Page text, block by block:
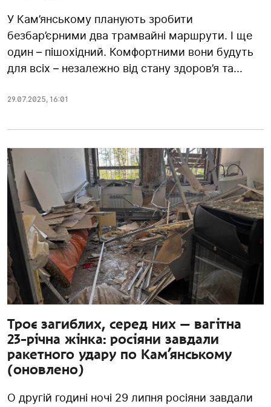
У Кам’янському планують зробити
безбар’єрними два трамвайні маршрути. І ще
один – пішохідний. Комфортними вони будуть
для всіх – незалежно від стану здоров’я та...
29.07.2025, 16:01
Троє загиблих, серед них — вагітна
23-річна жінка: росіяни завдали
ракетного удару по Кам’янському
(оновлено)
О другій годині ночі 29 липня росіяни завдали